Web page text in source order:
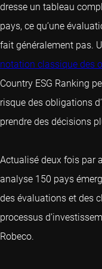
dresse un tableau
pays, ce qu’une
fait généralement pas.
notation classique des
Country ESG Ranking
risque des obligations
prendre des décisions
Actualisé deux fois par
analyse 150 pays
des évaluations et des
processus
Robeco.